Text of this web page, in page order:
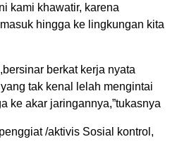
kami khawatir, karena
hingga ke lingkungan kita
berkat kerja nyata
tak kenal lelah mengintai
ke akar jaringannya,”tukasnya
/aktivis Sosial kontrol,